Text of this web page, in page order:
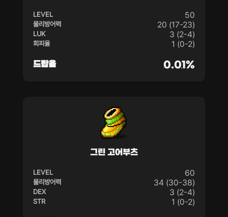
LEVEL 50
물리방어력 20 (17-23)
LUK 3 (2-4)
회피율 1 (0-2)
드랍율 0.01%
그린 고어부츠
LEVEL 60
물리방어력 34 (30-38)
DEX 3 (2-4)
STR 1 (0-2)